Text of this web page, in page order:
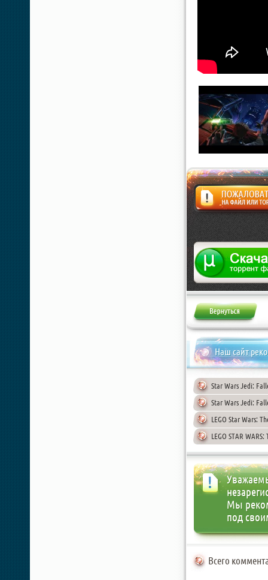
Жалоба
Наш сайт
Star Wars Jedi:
Star Wars Jedi:
LEGO Star Wars:
LEGO STAR
Мы
под
Всего